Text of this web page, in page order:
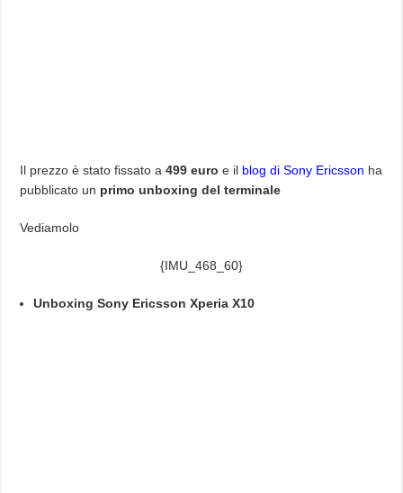
Il prezzo è stato fissato a499 euro e il blog di Sony Ericsson ha
pubblicato un primo unboxing del terminale
Vediamolo
{IMU_468_60}
Unboxing Sony Ericsson Xperia X10